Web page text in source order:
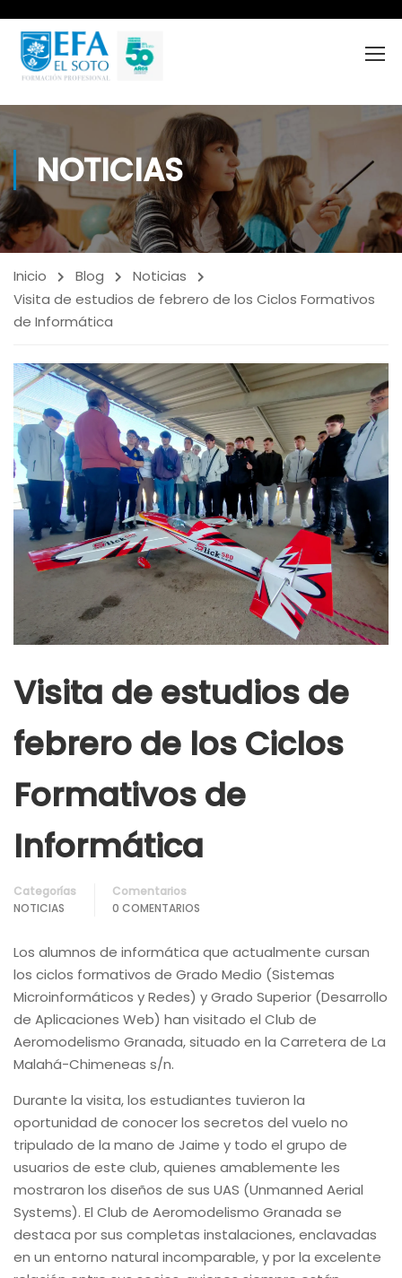
NOTICIAS
Inicio Blog
Noticias
Visita de estudios de febrero de los Ciclos Formativos
de Informática
Visita de estudios de
febrero de los Ciclos
Formativos de
Informática
Categorías
NOTICIAS
Comentarios
0 COMENTARIOS
Los alumnos de informática que actualmente cursan
los ciclos formativos de Grado Medio (Sistemas
Microinformáticos y Redes) y Grado Superior (Desarrollo
de Aplicaciones Web) han visitado el Club de
Aeromodelismo Granada, situado en la Carretera de La
Malahá-Chimeneas s/n.
Durante la visita, los estudiantes tuvieron la
oportunidad de conocer los secretos del vuelo no
tripulado de la mano de Jaime y todo el grupo de
usuarios de este club, quienes amablemente les
mostraron los diseños de sus UAS (Unmanned Aerial
Systems). El Club de Aeromodelismo Granada se
destaca por sus completas instalaciones, enclavadas
en un entorno natural incomparable, y por la excelente